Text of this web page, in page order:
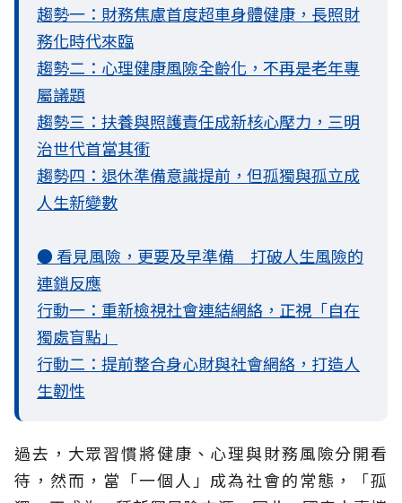
趨勢一：財務焦慮首度超車身體健康，長照財
務化時代來臨
趨勢二：心理健康風險全齡化，不再是老年專
屬議題
趨勢三：扶養與照護責任成新核心壓力，三明
治世代首當其衝
趨勢四：退休準備意識提前，但孤獨與孤立成
人生新變數
● 看見風險，更要及早準備 打破人生風險的
連鎖反應
行動一：重新檢視社會連結網絡，正視「自在
獨處盲點」
行動二：提前整合身心財與社會網絡，打造人
生韌性
過去，大眾習慣將健康、心理與財務風險分開看
待，然而，當「一個人」成為社會的常態，「孤